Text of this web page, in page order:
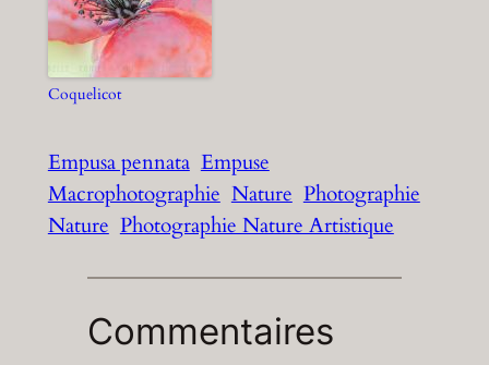
Coquelicot
Empusa pennata Empuse
Macrophotographie Nature Photographie
Nature Photographie Nature Artistique
Commentaires